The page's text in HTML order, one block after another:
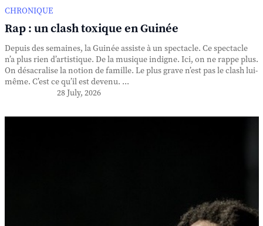
CHRONIQUE
Rap : un clash toxique en Guinée
Depuis des semaines, la Guinée assiste à un spectacle. Ce spectacle
n’a plus rien d’artistique. De la musique indigne. Ici, on ne rappe plus.
On désacralise la notion de famille. Le plus grave n’est pas le clash lui-
même. C’est ce qu’il est devenu. ...
28 July, 2026